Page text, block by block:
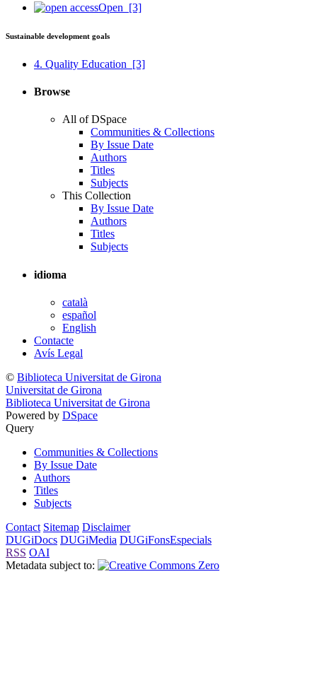
Open [3]
Sustainable development goals
4. Quality Education [3]
Browse
All of DSpace
Communities & Collections
By Issue Date
Authors
Titles
Subjects
This Collection
By Issue Date
Authors
Titles
Subjects
idioma
català
español
English
Contacte
Avís Legal
© Biblioteca Universitat de Girona
Universitat de Girona
Biblioteca Universitat de Girona
Powered by DSpace
Query
Communities & Collections
By Issue Date
Authors
Titles
Subjects
Contact Sitemap Disclaimer
DUGiDocs DUGiMedia DUGiFonsEspecials
RSS OAI
Metadata subject to: